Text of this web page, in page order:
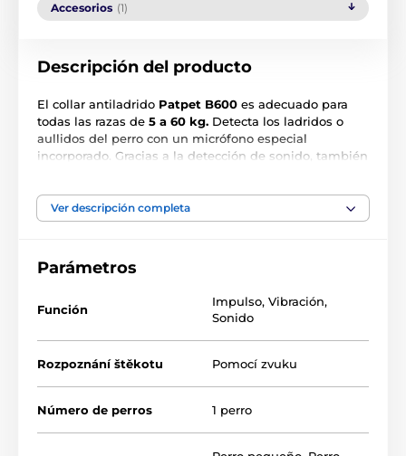
Accesorios (1)
Descripción del producto
El collar antiladrido Patpet B600 es adecuado para
todas las razas de 5 a 60 kg. Detecta los ladridos o
aullidos del perro con un micrófono especial
incorporado. Gracias a la detección de sonido, también
vibración e impulsos.
Ver descripción completa
Parámetros
Función
Impulso, Vibración,
Sonido
Rozpoznání štěkotu Pomocí zvuku
Número de perros 1 perro